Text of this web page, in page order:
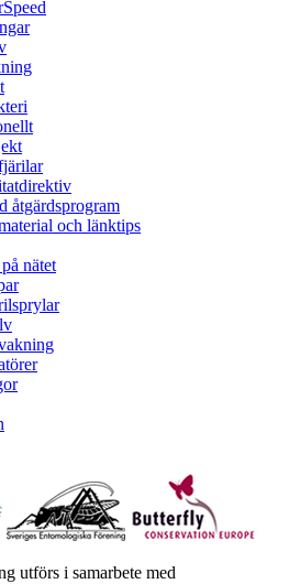
åtgärdsprogram
och länktips
nätet
utförs i samarbete med